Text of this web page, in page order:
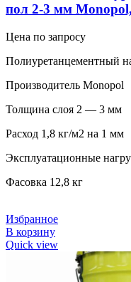
пол 2-3 мм
Цена по запросу
Полиуретанцементный
Производитель Monopol
Толщина слоя 2 — 3 мм
Расход 1,8 кг/м2 на 1 мм
Эксплуатационные
Фасовка 12,8 кг
Избранное
В корзину
Quick view